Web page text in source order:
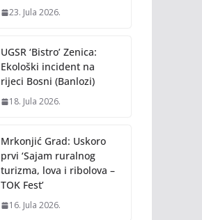
23. Jula 2026.
UGSR ‘Bistro’ Zenica:
Ekološki incident na
rijeci Bosni (Banlozi)
18. Jula 2026.
Mrkonjić Grad: Uskoro
prvi ‘Sajam ruralnog
turizma, lova i ribolova –
TOK Fest’
16. Jula 2026.